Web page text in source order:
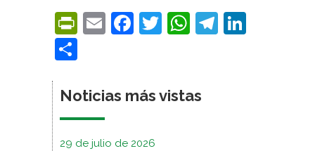
PrintFriendly
EmailFacebook
Twitter
WhatsApp
Noticias más vistas
29 de julio de 2026